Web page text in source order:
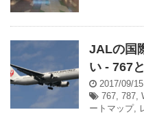
JALの国
い - 767
2017/09/15
767, 787,
ートマップ,